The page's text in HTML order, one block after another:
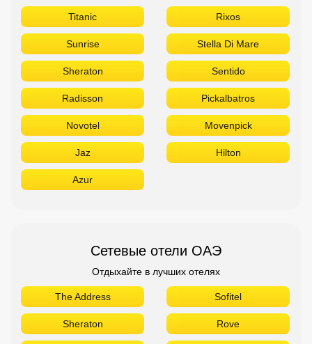
Titanic Rixos
Sunrise Stella Di Mare
Sheraton Sentido
Radisson Pickalbatros
Novotel Movenpick
Jaz Hilton
Azur
Сетевые отели ОАЭ
Отдыхайте в лучших отелях
The Address Sofitel
Sheraton Rove